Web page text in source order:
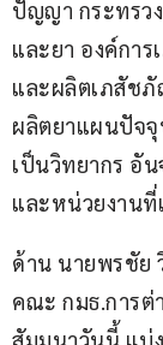
ปัญญา กระทรว
และยา องค์กา
และผลิตเภสัช
ผลิตยาแผนปัจจุ
เป็นวิทยากร อั
และหน่วยงานที่
ด้าน นายพรชัย
คณะ กมธ.การต่